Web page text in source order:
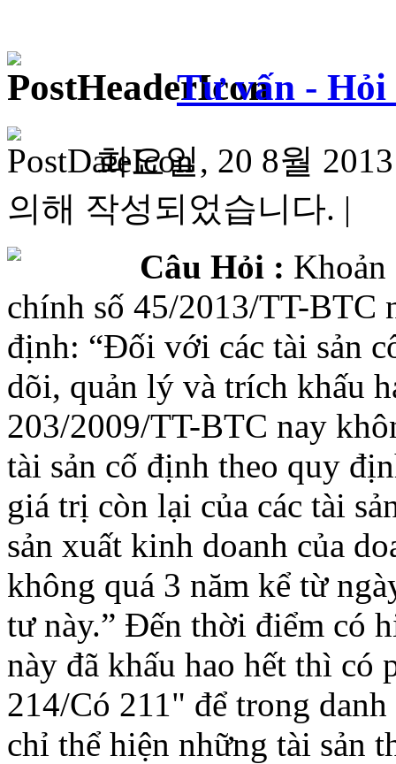
Tư vấn - Hỏi
화요일, 20 8월
의해 작성되었습니다. |
Câu Hỏi :
chính số 45/2013/TT-BTC
định: “Đối với các tài sản
dõi, quản lý và trích khấu
203/2009/TT-BTC nay
tài sản cố định theo quy
giá trị còn lại của các tài
sản xuất kinh doanh của
không quá 3 năm kể từ
tư này.” Đến thời điểm có
này đã khấu hao hết thì có
214/Có 211" để trong
chỉ thể hiện những tài sản